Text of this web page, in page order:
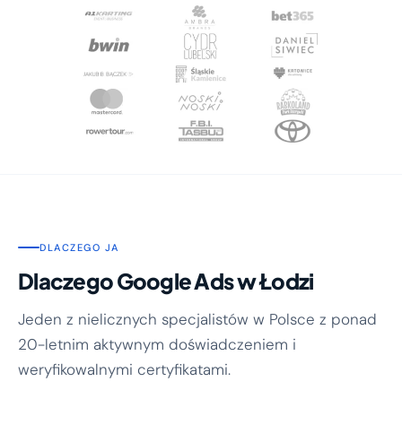
DLACZEGO JA
Dlaczego Google Ads w Łodzi
Jeden z nielicznych specjalistów w Polsce z ponad
20-letnim aktywnym doświadczeniem i
weryfikowalnymi certyfikatami.